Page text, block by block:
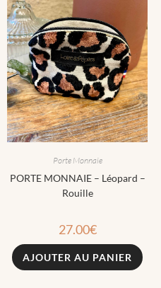
Porte Monnaie
PORTE MONNAIE – Léopard –
Rouille
27.00€
AJOUTER AU PANIER